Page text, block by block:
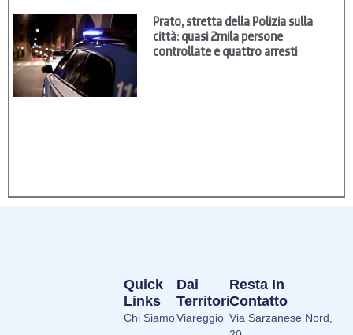
Prato, stretta della Polizia sulla
città: quasi 2mila persone
controllate e quattro arresti
Dai
Territori
Viareggio
Quick
Links
Chi Siamo
Resta In
Contatto
Via Sarzanese Nord,